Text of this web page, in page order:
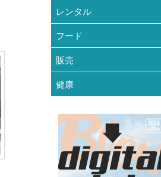
レンタル
フード
販売
健康